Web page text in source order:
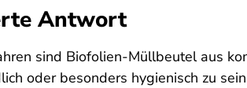
Antwort
sind Biofolien-Müllbeutel aus
oder besonders hygienisch zu